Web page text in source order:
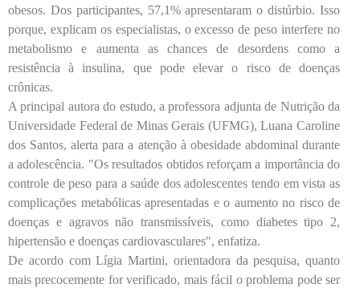
obesos. Dos participantes, 57,1% apresentaram o distúrbio. Isso
porque, explicam os especialistas, o excesso de peso interfere no
metabolismo e aumenta as chances de desordens como a
resistência à insulina, que pode elevar o risco de doenças
crônicas.
A principal autora do estudo, a professora adjunta de Nutrição da
Universidade Federal de Minas Gerais (UFMG), Luana Caroline
dos Santos, alerta para a atenção à obesidade abdominal durante
a adolescência. "Os resultados obtidos reforçam a importância do
controle de peso para a saúde dos adolescentes tendo em vista as
complicações metabólicas apresentadas e o aumento no risco de
doenças e agravos não transmissíveis, como diabetes tipo 2,
hipertensão e doenças cardiovasculares", enfatiza.
De acordo com Lígia Martini, orientadora da pesquisa, quanto
mais precocemente for verificado, mais fácil o problema pode ser